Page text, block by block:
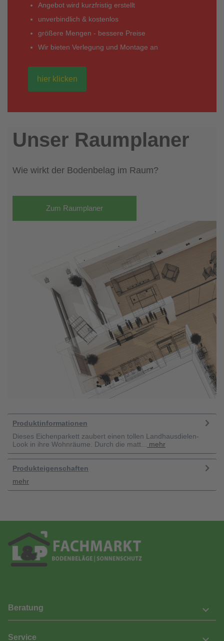
Angebot wird kurzfristig erstellt
unverbindlich & kostenlos
größere Mengen - bessere Preise
Wir bieten Verlegung und Montage an
hier klicken
Unser Raumplaner
Wie wirkt der Bodenbelag im Raum?
Zum Raumplaner
Produktinformationen
Dieses Eichenparkett zaubert einen tollen Landhausdielen-
Look in ihre Wohnräume. Durch die matt...
mehr
Produkteigenschaften
mehr
Beratung
Service